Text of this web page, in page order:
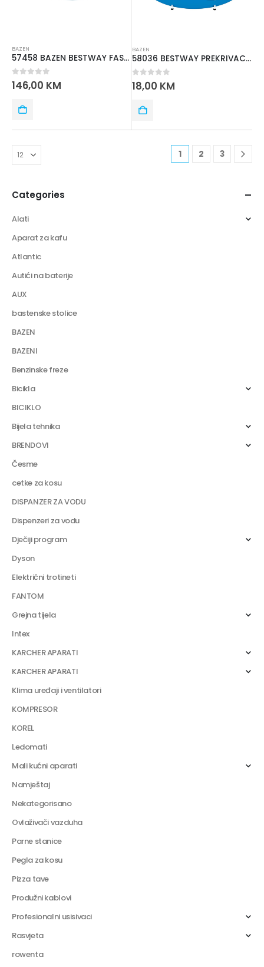
BAZEN
57458 BAZEN BESTWAY FAST SET 3.05mx 66cm
0 out of 5
146,00 KM
BAZEN
58036 BESTWAY PREKRIVAC ZA BAZEN 3.05m
0out of 5
18,00 KM
1 2 3
Categories
Alati
Aparat za kafu
Atlantic
Autići na baterije
AUX
bastenske stolice
BAZEN
BAZENI
Benzinske freze
Bicikla
BICIKLO
Bijela tehnika
BRENDOVI
Česme
cetke za kosu
DISPANZER ZA VODU
Dispenzeri za vodu
Dječiji program
Dyson
Električni trotineti
FANTOM
Grejna tijela
Intex
KARCHER APARATI
KARCHER APARATI
Klima uređaji i ventilatori
KOMPRESOR
KOREL
Ledomati
Mali kućni aparati
Namještaj
Nekategorisano
Ovlaživači vazduha
Parne stanice
Pegla za kosu
Pizza tave
Produžni kablovi
Profesionalni usisivaci
Rasvjeta
rowenta